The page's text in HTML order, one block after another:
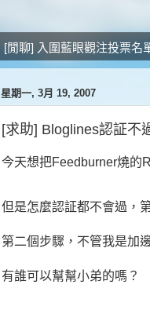
[閒聊] 入圍藍眼觀注投票名
星期一, 3月 19, 2007
[求助] Bloglines認証不
今天想把Feedburner燒的
但是怎麼認証都不會過，
第二個步驟，不管我是加
有誰可以幫幫小弟的嗎？